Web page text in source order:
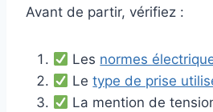
Avant de partir, vérifiez :
Les normes
Letype de prise
La mention de